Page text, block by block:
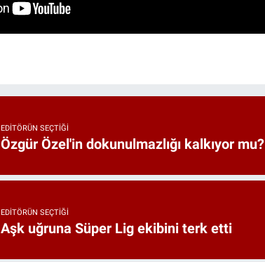
EDITÖRÜN SEÇTIĞI
Özgür Özel'in dokunulmazlığı kalkıyor mu?
EDITÖRÜN SEÇTIĞI
Aşk uğruna Süper Lig ekibini terk etti